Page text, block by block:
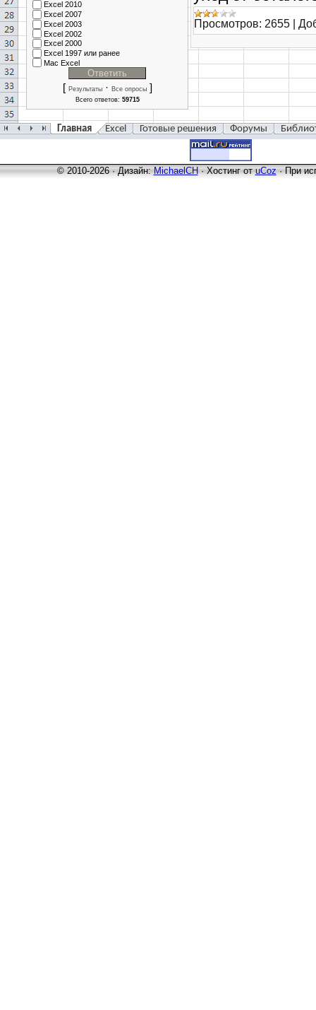
Excel 2010
Excel 2007
Excel 2003
Excel 2002
Excel 2000
Excel 1997 или ранее
Mac Excel
[ Результаты· Все опросы]
Всего ответов: 59715
Просмотров: 2655
Главная Excel Готовые решения Форумы
© 2010-2026 · Дизайн: MichaelCH · Хостинг от uCoz · При